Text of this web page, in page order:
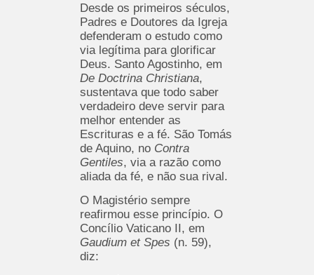
Desde os primeiros séculos,
Padres e Doutores da Igreja
defenderam o estudo como
via legítima para glorificar
Deus. Santo Agostinho, em
De Doctrina Christiana,
sustentava que todo saber
verdadeiro deve servir para
melhor entender as
Escrituras e a fé. São Tomás
de Aquino, no Contra
Gentiles, via a razão como
aliada da fé, e não sua rival.
O Magistério sempre
reafirmou esse princípio. O
Concílio Vaticano II, em
Gaudium et Spes (n. 59),
diz: